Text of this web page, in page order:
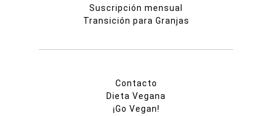
Suscripción mensual
Transición para Granjas
Contacto
Dieta Vegana
¡Go Vegan!